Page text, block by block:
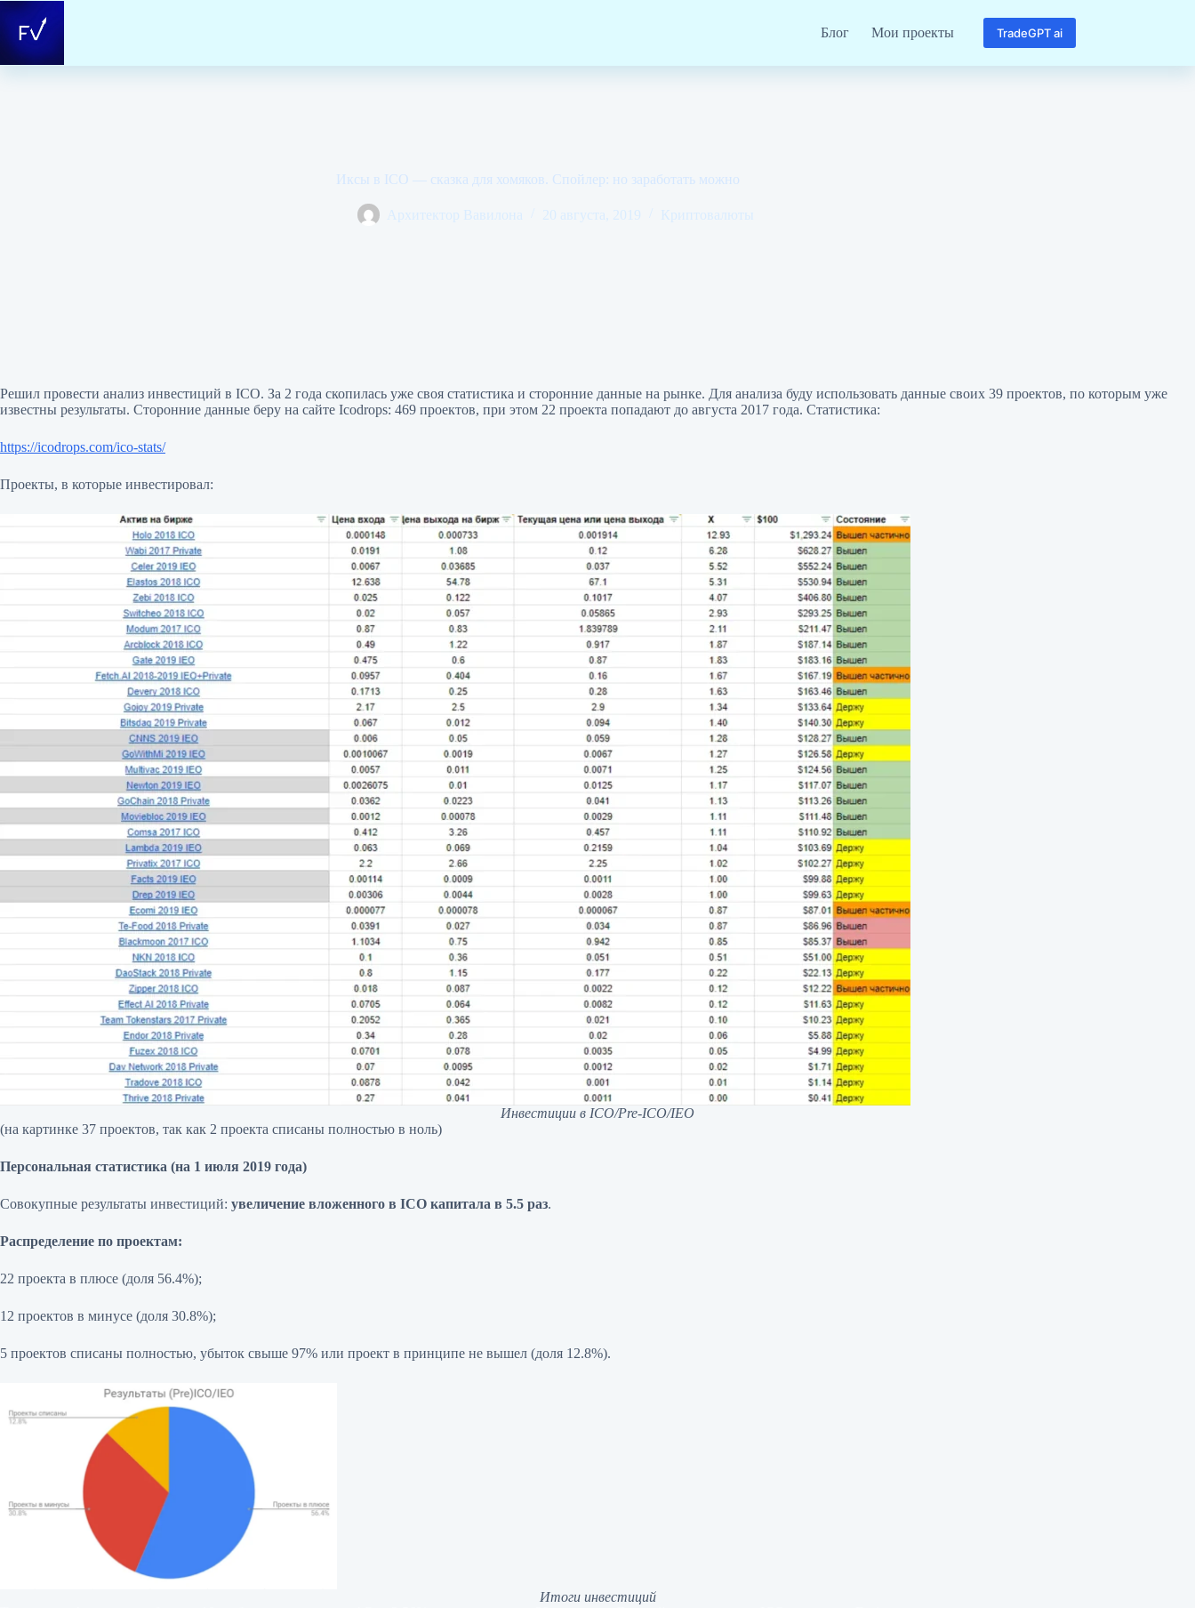
Перейти
сути
Блог Мои проекты TradeGPT ai
Иксы в ICO — сказка для хомяков. Спойлер: но заработать можно
Архитектор Вавилона 20 августа, 2019 Криптовалюты
Решил провести анализ инвестиций в ICO. За 2 года скопилась уже своя статистика и сторонние данные на рынке. Для анализа буду использовать данные своих 39 проектов, по которым уже
известны результаты. Сторонние данные беру на сайте Icodrops: 469 проектов, при этом 22 проекта попадают до августа 2017 года. Статистика:
https://icodrops.com/ico-stats/
Проекты, в которые инвестировал:
Инвестиции в ICO/Pre-ICO/IEO
(на картинке 37 проектов, так как 2 проекта списаны полностью в ноль)
Персональная статистика (на 1 июля 2019 года)
Совокупные результаты инвестиций: увеличение вложенного в ICO капитала в 5.5 раз.
Распределение по проектам:
22 проекта в плюсе (доля 56.4%);
12 проектов в минусе (доля 30.8%);
5 проектов списаны полностью, убыток свыше 97% или проект в принципе не вышел (доля 12.8%).
Итоги инвестиций